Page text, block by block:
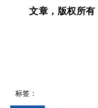
文章，版权所有
标签：